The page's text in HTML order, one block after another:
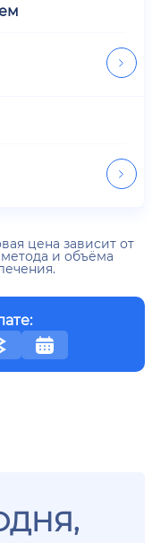
цена зависит от
и объёма